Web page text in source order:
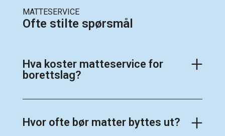
MATTESERVICE
Ofte stilte spørsmål
Hva koster matteservice for
borettslag?
Hvor ofte bør matter byttes ut?